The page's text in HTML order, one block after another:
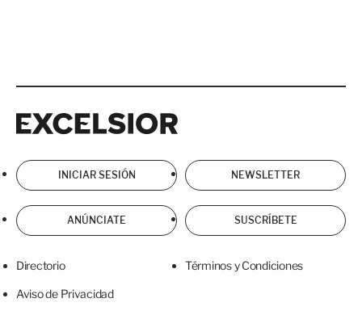
INICIAR SESIÓN NEWSLETTER
ANÚNCIATE SUSCRÍBETE
Directorio Términos y Condiciones
Aviso de Privacidad